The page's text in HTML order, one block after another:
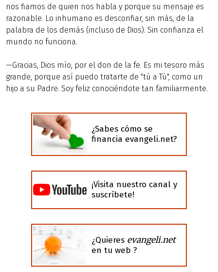
nos fiamos de quien nos habla y porque su mensaje es
razonable. Lo inhumano es desconfiar, sin más, de la
palabra de los demás (incluso de Dios). Sin confianza el
mundo no funciona.
—Gracias, Dios mío, por el don de la fe. Es mi tesoro más
grande, porque así puedo tratarte de "tú a Tú", como un
hijo a su Padre. Soy feliz conociéndote tan familiarmente.
¿Sabes cómo se
financia evangeli.net?
¡Visita nuestro canal y
suscríbete!
¿Quieres evangeli.net
en tu web ?